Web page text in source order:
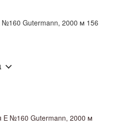
№160 Gutermann, 2000 м 156